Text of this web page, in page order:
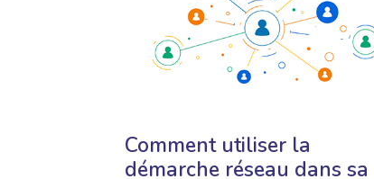
Comment utiliser la
démarche réseau dans sa